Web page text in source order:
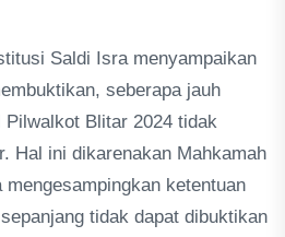
Saldi Isra menyampaikan
seberapa jauh
Pilwalkot Blitar 2024 tidak
Hal ini dikarenakan Mahkamah
ketentuan
tidak dapat dibuktikan